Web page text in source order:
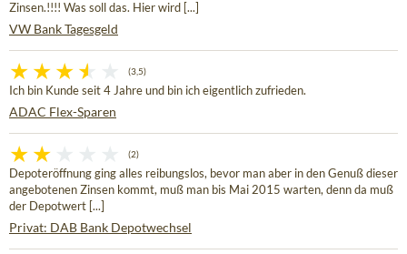
Zinsen.!!!! Was soll das. Hier wird [...]
VW Bank Tagesgeld
(3,5)
Ich bin Kunde seit 4 Jahre und bin ich eigentlich zufrieden.
ADAC Flex-Sparen
(2)
Depoteröffnung ging alles reibungslos, bevor man aber in den Genuß dieser
angebotenen Zinsen kommt, muß man bis Mai 2015 warten, denn da muß
der Depotwert [...]
Privat: DAB Bank Depotwechsel